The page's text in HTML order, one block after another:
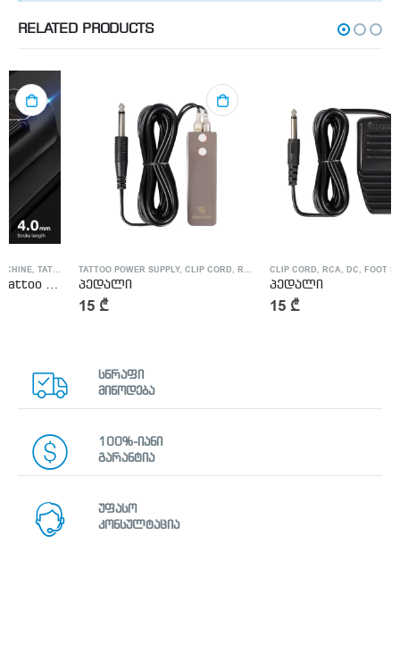
RELATED PRODUCTS
,WIRELESS TATTOO POWER SUPPLY
TATTOO POWER SUPPLY,CLIP CORD, RCA, DC, FOOT SWITCH
პედალი
CLIP CORD, RCA, DC, FOOT SWITCH ,TATTOO POWER SUPPLY
სწრაფი
მიწოდება
100%-იანი
გარანტია
უფასო
კონსულტაცია